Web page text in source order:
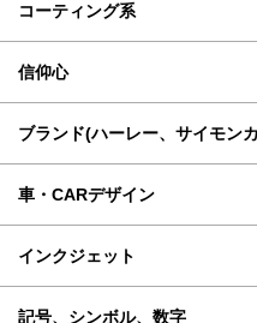
コーティング系
信仰心
ブランド(ハーレー、サイモン
車・CARデザイン
インクジェット
記号、シンボル、数字